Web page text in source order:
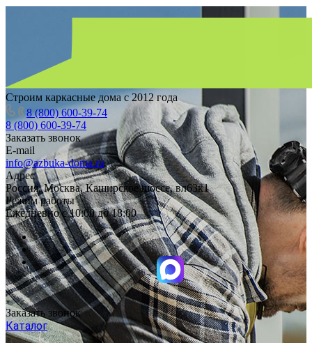
Строим каркасные дома с 2012 года
8 (800) 600-39-74
8 (800) 600-39-74
Заказать звонок
E-mail
info@azbuka-doma.ru
Адрес
Россия, Москва, Каширское шоссе, вл63к1
Режим работы
Ежедневно с 10:00 до 18:00
Заказать звонок
Каталог